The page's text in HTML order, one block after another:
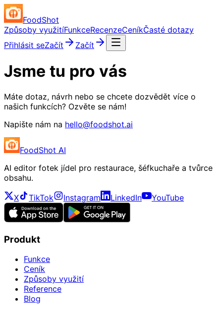
FoodShot
Způsoby využitíFunkceRecenzeCeníkČasté dotazy
Přihlásit seZačít Začít
Jsme tu pro vás
Máte dotaz, návrh nebo se chcete dozvědět více o
našich funkcích? Ozvěte se nám!
Napište nám na hello@foodshot.ai
FoodShot AI
AI editor fotek jídel pro restaurace, šéfkuchaře a tvůrce
obsahu.
X
TikTok Instagram LinkedIn YouTube
Produkt
Funkce
Ceník
Způsoby využití
Reference
Blog